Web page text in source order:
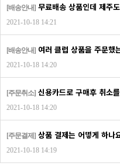
[배송안내] 무료배송 상품인데 제주
2021-10-18 14:21
[배송안내] 여러 클럽 상품을 주문했
2021-10-18 14:20
[주문취소] 신용카드로 구매후 취소
2021-10-18 14:20
[주문결제] 상품 결제는 어떻게 하나
2021-10-18 14:19